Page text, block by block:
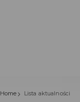
Home Lista aktualności